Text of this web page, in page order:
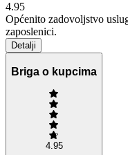
4.95
Općenito zadovoljstvo
zaposlenici.
Detalji
Briga o kupcima
4.95